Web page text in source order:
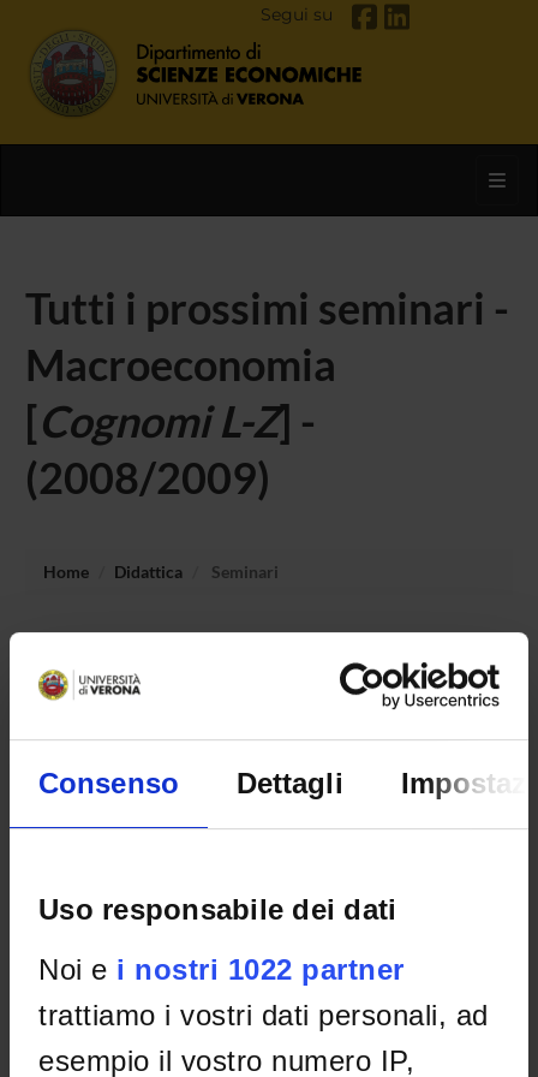
Consenso Dettagli
Uso responsabile dei dati
Noi e i nostri 1022 partner
trattiamo i vostri dati personali, ad
esempio il vostro numero IP,
Segui su
Tutti i prossimi seminari -
Macroeconomia
[Cognomi L-Z] -
(2008/2009)
Home Didattica Seminari
all'insegnamento Macroeconomia.
OFFERTA FORMATIVA
CORSI DI STUDIO
Persone
Luoghi
Calendario